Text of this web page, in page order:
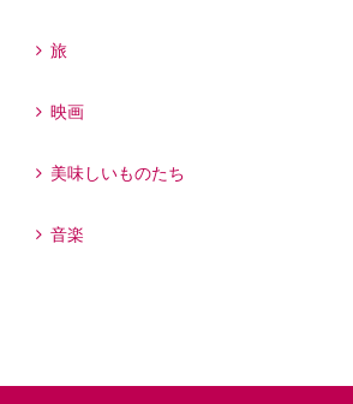
旅
映画
美味しいものたち
音楽